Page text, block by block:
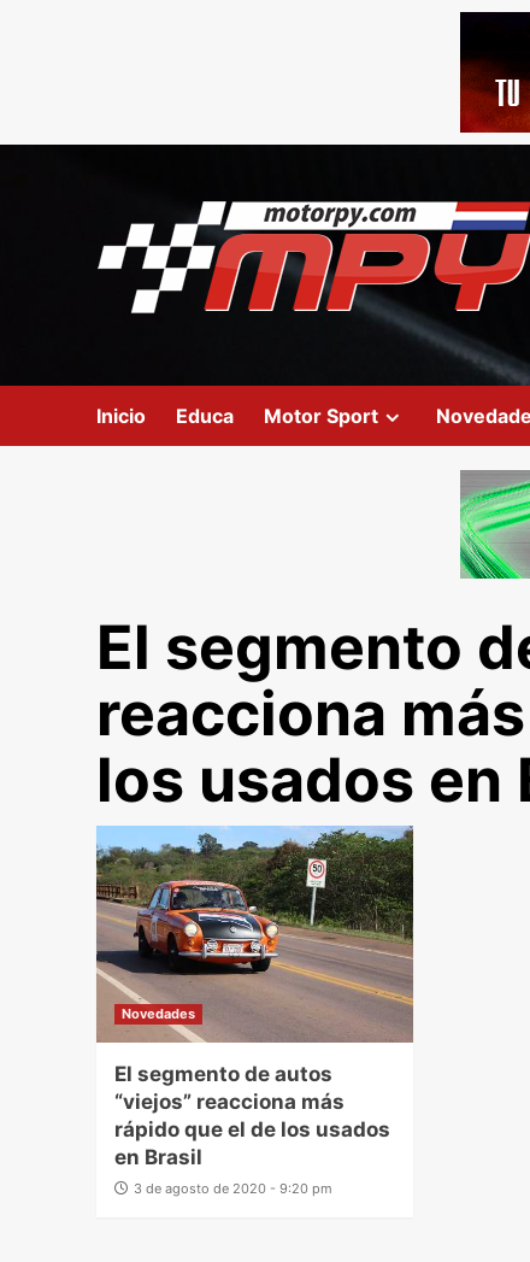
Inicio Educa Motor Sport
El segmento
reacciona
los usados en
Novedades
El segmento de autos
“viejos” reacciona más
rápido que el de los usados
en Brasil
3 de agosto de 2020 - 9:20 pm